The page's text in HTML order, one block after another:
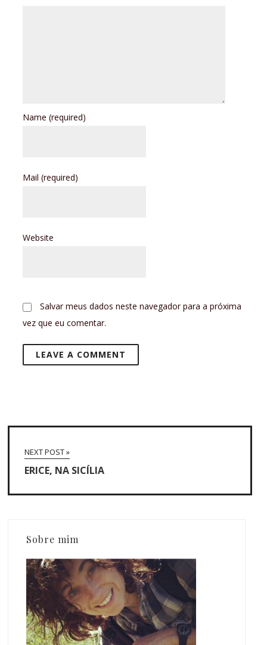
Name(required)
Mail(required)
Website
Salvar meus dados neste navegador para a próxima
vez que eu comentar.
NEXT POST »
ERICE, NA SICÍLIA
Sobre mim